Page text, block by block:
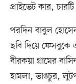
প্রাইভেট কার,
পরদিন বাবুল
ছবি দিয়ে ফেসবুকে
বীরকয়া গ্রামের
হামলা, ভাঙচুর,